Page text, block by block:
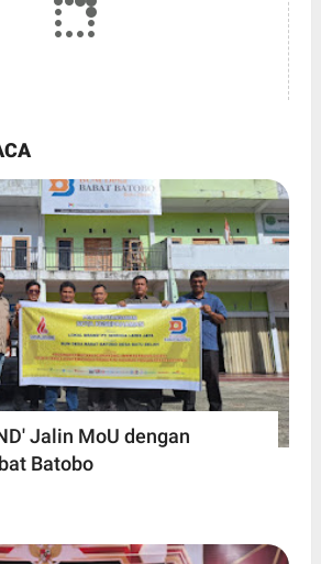
Jalin MoU dengan
Batobo